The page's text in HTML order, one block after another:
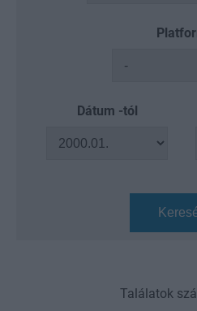
Dátum -tól
Találatok